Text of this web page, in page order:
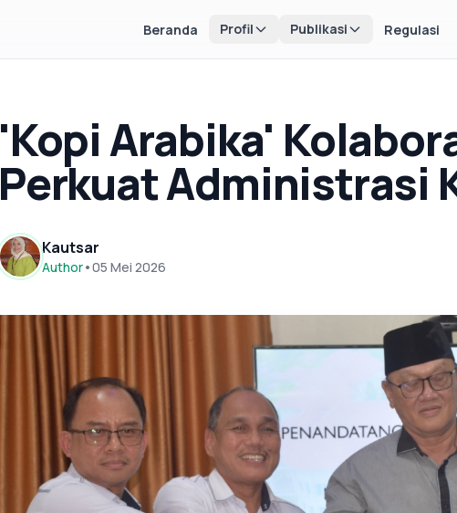
Beranda Profil Publikasi Regulasi
'Kopi Arabika'
Perkuat Administrasi
Kautsar
Author•05 Mei 2026